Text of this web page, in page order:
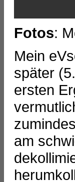
Fotos:
Mein
später
ersten
am